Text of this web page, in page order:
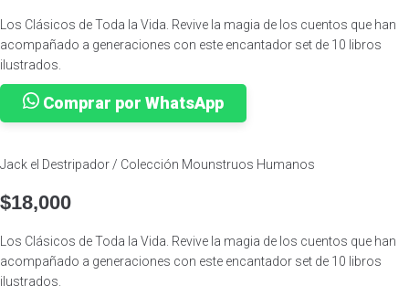
Los Clásicos de Toda la Vida. Revive la magia de los cuentos que han
acompañado a generaciones con este encantador set de 10 libros
ilustrados.
Comprar por WhatsApp
Jack el Destripador / Colección Mounstruos Humanos
$18,000
Los Clásicos de Toda la Vida. Revive la magia de los cuentos que han
acompañado a generaciones con este encantador set de 10 libros
ilustrados.